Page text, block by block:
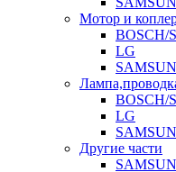
Мотор и
BOSCH/
LG
BOSCH/
LG
Другие части